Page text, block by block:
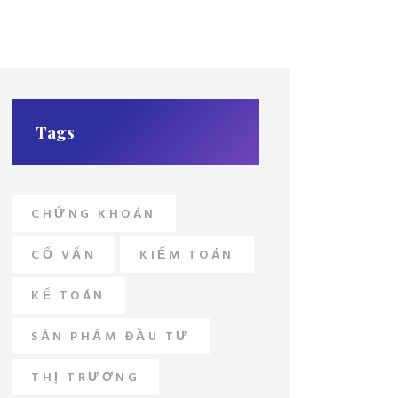
Tags
CHỨNG KHOÁN
CỐ VẤN
KIỂM TOÁN
KẾ TOÁN
SẢN PHẨM ĐẦU TƯ
THỊ TRƯỜNG